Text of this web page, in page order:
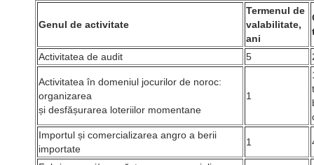
Genul de activitate
Termenul de
valabilitate,
ani
Activitatea de audit 5
Activitatea în domeniul jocurilor de noroc:
organizarea
și desfășurarea loteriilor momentane
1
Importul și comercializarea angro a berii
importate
1